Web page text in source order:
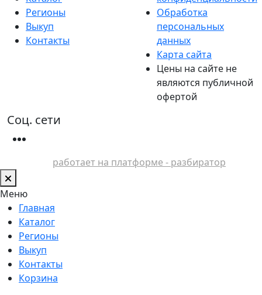
Регионы
Выкуп
Контакты
Обработка
персональных
данных
Карта сайта
Цены на сайте не
являются публичной
офертой
Соц. сети
работает на платформе - разбиратор
Меню
Главная
Каталог
Регионы
Выкуп
Контакты
Корзина